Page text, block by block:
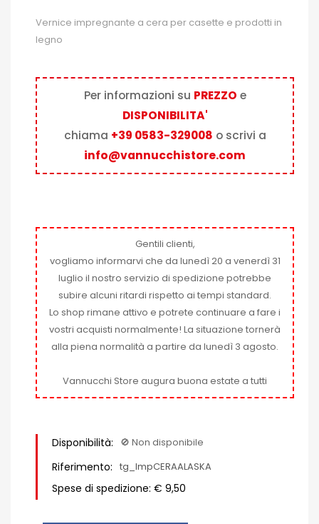
Vernice impregnante a cera per casette e prodotti in
legno
Per informazioni su PREZZO e
DISPONIBILITA'
chiama +39 0583-329008 o scrivi a
info@vannucchistore.com
Gentili clienti,
vogliamo informarvi che da lunedì 20 a venerdì 31
luglio il nostro servizio di spedizione potrebbe
subire alcuni ritardi rispetto ai tempi standard.
Lo shop rimane attivo e potrete continuare a fare i
vostri acquisti normalmente! La situazione tornerà
alla piena normalità a partire da lunedì 3 agosto.
Vannucchi Store augura buona estate a tutti
Disponibilità: 🚫​ Non disponibile
Riferimento: tg_ImpCERAALASKA
Spese di spedizione: € 9,50